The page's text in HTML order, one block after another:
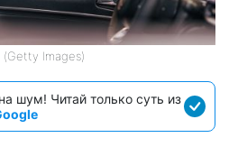
Images)
шум! Читай только суть из